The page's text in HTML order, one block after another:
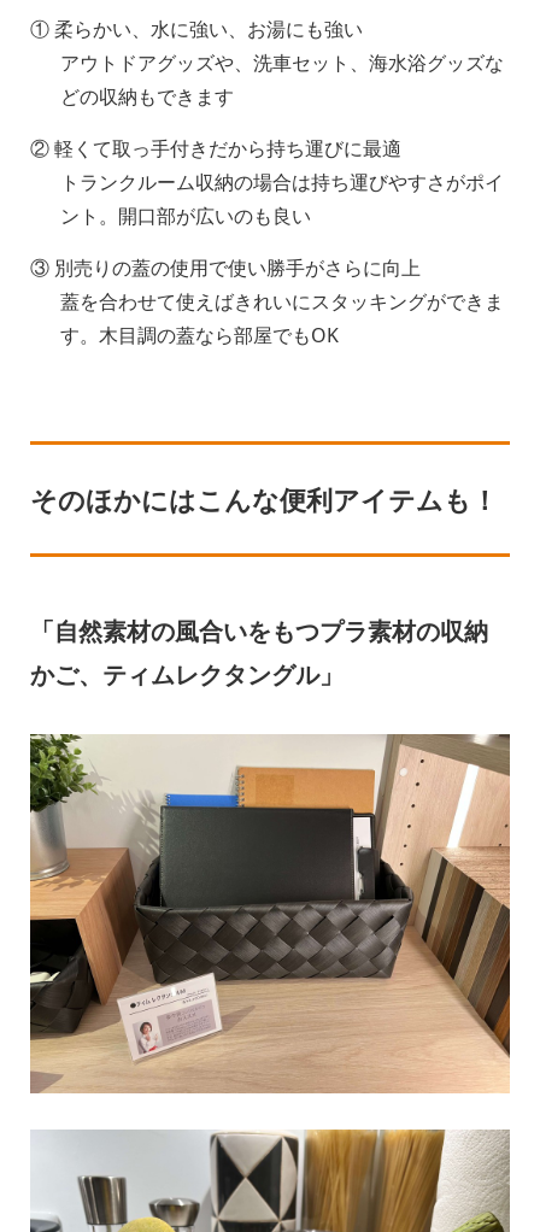
① 柔らかい、水に強い、お湯にも強い
アウトドアグッズや、洗車セット、海水浴グッズな
どの収納もできます
② 軽くて取っ手付きだから持ち運びに最適
トランクルーム収納の場合は持ち運びやすさがポイ
ント。開口部が広いのも良い
③ 別売りの蓋の使用で使い勝手がさらに向上
蓋を合わせて使えばきれいにスタッキングができま
す。木目調の蓋なら部屋でもOK
そのほかにはこんな便利アイテムも！
「自然素材の風合いをもつプラ素材の収納
かご、ティムレクタングル」